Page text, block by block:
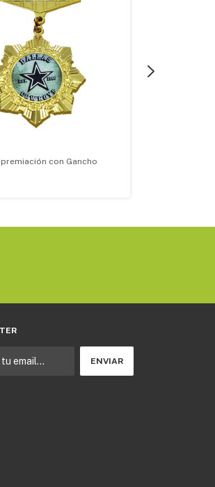
con Gancho